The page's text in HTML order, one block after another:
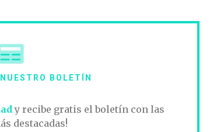
BOLETÍN
y recibe gratis el boletín con las
destacadas!